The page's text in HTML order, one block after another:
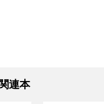
連本